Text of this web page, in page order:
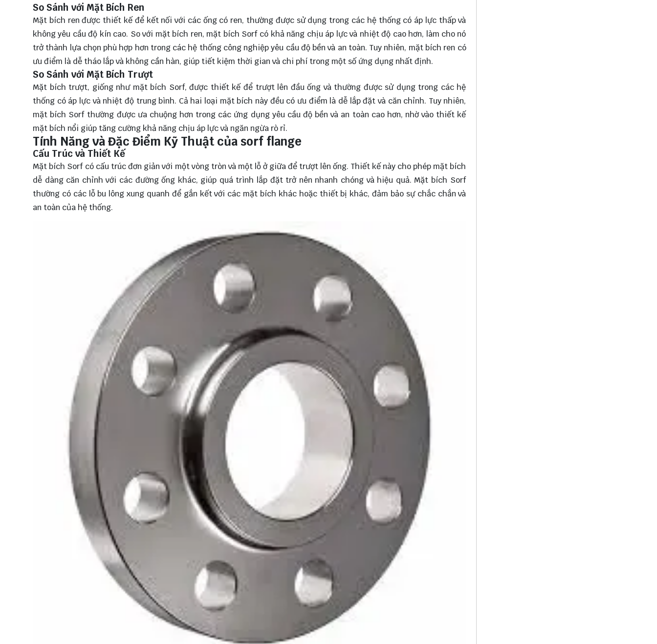
So Sánh với Mặt Bích Ren
Mặt bích ren được thiết kế để kết nối với các ống có ren, thường được sử dụng trong các hệ thống có áp lực thấp và
không yêu cầu độ kín cao. So với mặt bích ren, mặt bích Sorf có khả năng chịu áp lực và nhiệt độ cao hơn, làm cho nó
trở thành lựa chọn phù hợp hơn trong các hệ thống công nghiệp yêu cầu độ bền và an toàn. Tuy nhiên, mặt bích ren có
ưu điểm là dễ tháo lắp và không cần hàn, giúp tiết kiệm thời gian và chi phí trong một số ứng dụng nhất định.
So Sánh với Mặt Bích Trượt
Mặt bích trượt, giống như mặt bích Sorf, được thiết kế để trượt lên đầu ống và thường được sử dụng trong các hệ
thống có áp lực và nhiệt độ trung bình. Cả hai loại mặt bích này đều có ưu điểm là dễ lắp đặt và căn chỉnh. Tuy nhiên,
mặt bích Sorf thường được ưa chuộng hơn trong các ứng dụng yêu cầu độ bền và an toàn cao hơn, nhờ vào thiết kế
mặt bích nổi giúp tăng cường khả năng chịu áp lực và ngăn ngừa rò rỉ.
Tính Năng và Đặc Điểm Kỹ Thuật của sorf flange
Cấu Trúc và Thiết Kế
Mặt bích Sorf có cấu trúc đơn giản với một vòng tròn và một lỗ ở giữa để trượt lên ống. Thiết kế này cho phép mặt bích
dễ dàng căn chỉnh với các đường ống khác, giúp quá trình lắp đặt trở nên nhanh chóng và hiệu quả. Mặt bích Sorf
thường có các lỗ bu lông xung quanh để gắn kết với các mặt bích khác hoặc thiết bị khác, đảm bảo sự chắc chắn và
an toàn của hệ thống.